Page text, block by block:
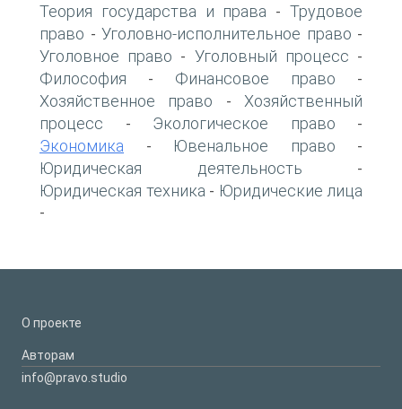
Теория государства и права -Трудовое
право - Уголовно-исполнительное право -
Уголовное право - Уголовный процесс -
Философия - Финансовое право -
Хозяйственное право - Хозяйственный
процесс - Экологическое право -
Экономика - Ювенальное право -
Юридическая деятельность -
Юридическая техника - Юридические лица
-
О проекте
Авторам
info@pravo.studio